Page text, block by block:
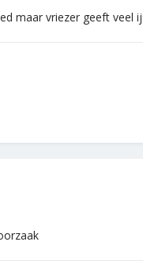
maar vriezer geeft veel